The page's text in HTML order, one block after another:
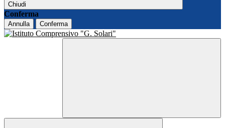
Chiudi
Conferma
Annulla Conferma